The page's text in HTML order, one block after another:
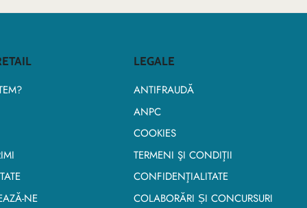
NE
LEGALE
ANTIFRAUDĂ
ANPC
COOKIES
TERMENI ŞI CONDIŢII
CONFIDENŢIALITATE
COLABORĂRI ȘI CONCURSURI